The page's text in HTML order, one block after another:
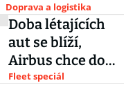
přehodil
odpovědnost na
Sobotku
Doprava a logistika
Doba létajících
aut se blíží,
Airbus chce do
konce roku
Fleet speciál